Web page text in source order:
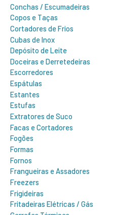
Conchas / Escumadeiras
Copos e Taças
Cortadores de Frios
Cubas de Inox
Depósito de Leite
Doceiras e Derretedeiras
Escorredores
Espátulas
Estantes
Estufas
Extratores de Suco
Facas e Cortadores
Fogões
Formas
Fornos
Frangueiras e Assadores
Freezers
Frigideiras
Fritadeiras Elétricas / Gás